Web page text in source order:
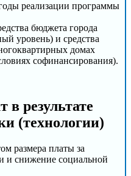
реализации программы
бюджета города
уровень) и средства
домах
софинансирования).
результате
(технологии)
размера платы за
и снижение социальной